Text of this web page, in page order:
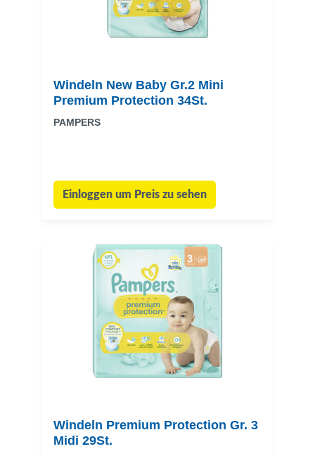
Windeln New Baby Gr.2 Mini
Premium Protection 34St.
PAMPERS
Einloggen um Preis zu sehen
Windeln Premium Protection Gr. 3
Midi 29St.